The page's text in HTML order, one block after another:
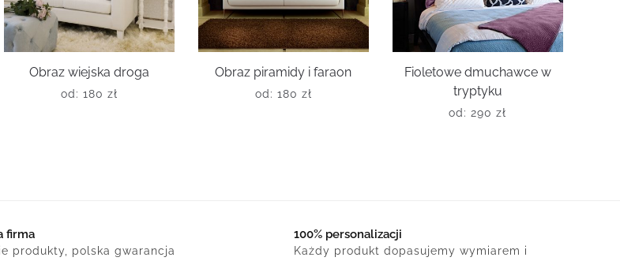
Obraz wiejska droga
od: 180 zł
Obraz piramidy i faraon
od: 180 zł
Fioletowe dmuchawce w
tryptyku
od: 290zł
firma
produkty, polska gwarancja
100% personalizacji
Każdy produkt dopasujemy wymiarem i